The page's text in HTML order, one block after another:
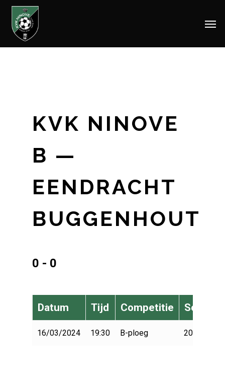
Skip
KVK NINOVE
B —
EENDRACHT
BUGGENHOUT
0 - 0
Datum Tijd Competitie Seizoen
16/03/2024 19:30 B-ploeg 2023-2024